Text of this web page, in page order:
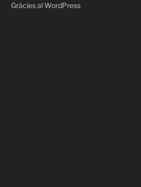
Gràcies al WordPress